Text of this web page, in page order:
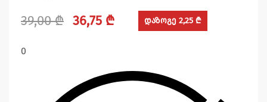
39,00₾ 36,75 ₾ დაზოგე 2,25 ₾
0